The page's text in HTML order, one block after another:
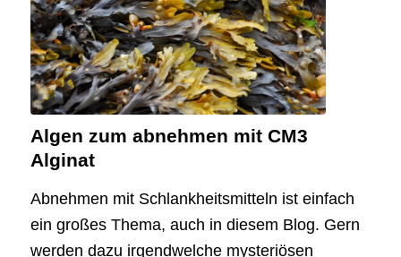
Algen zum abnehmen mit CM3
Alginat
Abnehmen mit Schlankheitsmitteln ist einfach
ein großes Thema, auch in diesem Blog. Gern
werden dazu irgendwelche mysteriösen